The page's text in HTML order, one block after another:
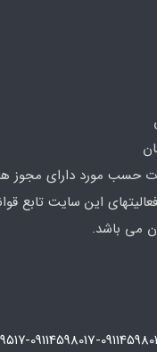
حسب مورد دارای مجوز
این سایت تابع
می باشد.
09114598018-